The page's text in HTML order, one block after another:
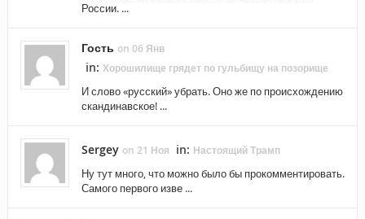
России. ...
Гость on 06 Янв
in: Хорошилище грядет по гульбищу на позорище
И слово «русский» убрать. Оно же по происхождению
скандинавское! ...
Sergey on 21 Ноя in: Настоящий Трамп
Ну тут много, что можно было бы прокомментировать.
Самого первого изве ...